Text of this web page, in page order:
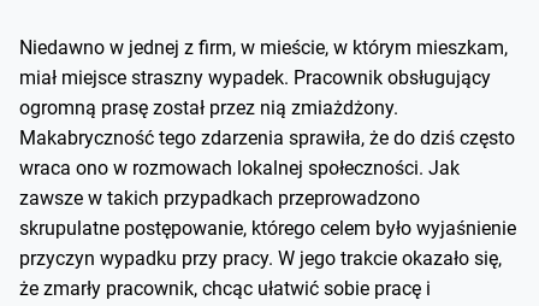
Niedawno w jednej z firm, w mieście, w którym mieszkam,
miał miejsce straszny wypadek. Pracownik obsługujący
ogromną prasę został przez nią zmiażdżony.
Makabryczność tego zdarzenia sprawiła, że do dziś często
wraca ono w rozmowach lokalnej społeczności. Jak
zawsze w takich przypadkach przeprowadzono
skrupulatne postępowanie, którego celem było wyjaśnienie
przyczyn wypadku przy pracy. W jego trakcie okazało się,
że zmarły pracownik, chcąc ułatwić sobie pracę i